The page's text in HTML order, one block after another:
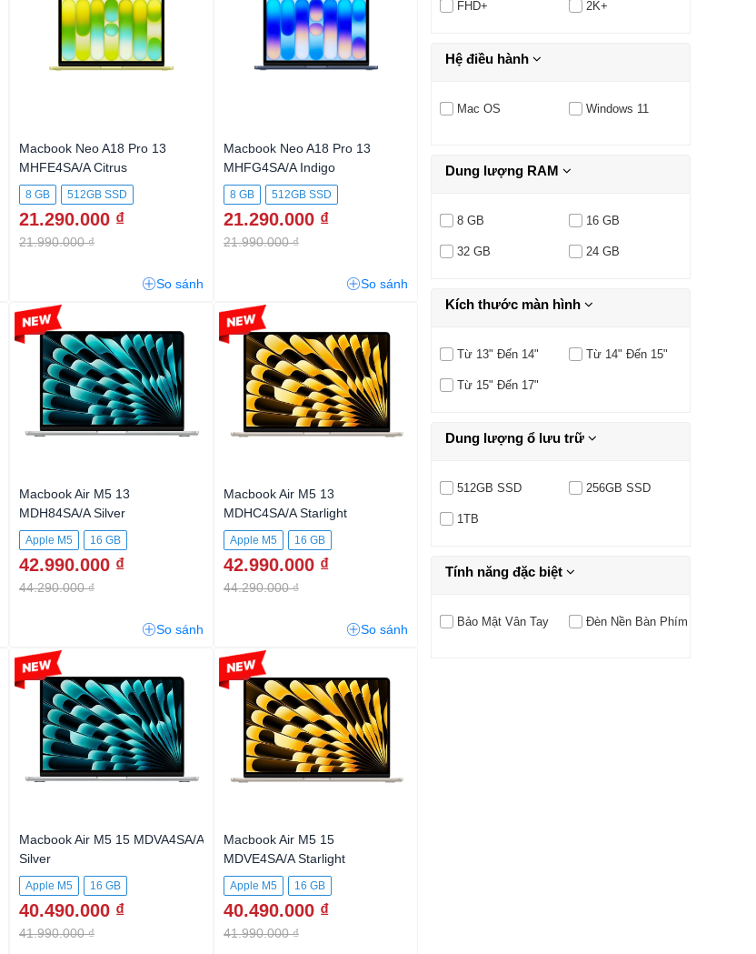
Macbook Neo A18 Pro 13
MHFE4SA/A Citrus
8 GB 512GB SSD
21.290.000 ₫
21.990.000 ₫
So sánh
Macbook Neo A18 Pro 13
MHFG4SA/A Indigo
8 GB 512GB SSD
21.290.000 ₫
21.990.000 ₫
So sánh
Macbook Air M5 13
MDH84SA/A Silver
Apple M5 16 GB
42.990.000 ₫
44.290.000 ₫
-2%
So sánh
Macbook Air M5 13
MDHC4SA/A Starlight
Apple M5 16 GB
42.990.000 ₫
44.290.000 ₫
-2%
So sánh
Macbook Air M5 15 MDVA4SA/A
Silver
Apple M5 16 GB
40.490.000 ₫
41.990.000 ₫
-3%
Macbook Air M5 15
MDVE4SA/A Starlight
Apple M5 16 GB
40.490.000 ₫
41.990.000 ₫
-3%
FHD+ 2K+
Hệ điều hành
Mac OS Windows 11
Dung lượng RAM
8 GB 16 GB
32 GB 24 GB
Kích thước màn hình
Từ 13" Đến 14" Từ 14" Đến 15"
Từ 15" Đến 17"
Dung lượng ổ lưu trữ
512GB SSD 256GB SSD
1TB
Tính năng đặc biệt
Bảo Mật Vân Tay Đèn Nền Bàn Phím